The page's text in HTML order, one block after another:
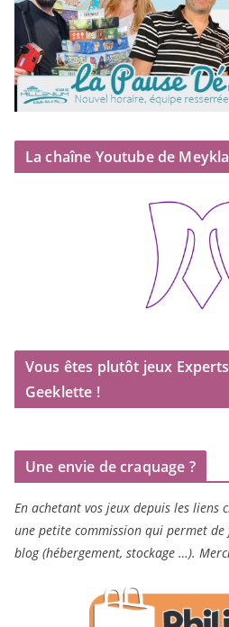
La chaîne Youtube de
Vous êtes plutôt jeux Experts
Geeklette !
Une envie de craquage ?
En achetant vos jeux depuis les liens
une petite commission qui permet
blog (hébergement, stockage …).